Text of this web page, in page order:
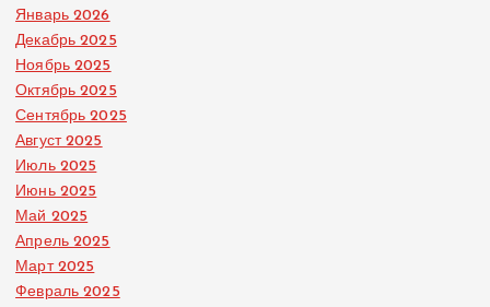
Январь 2026
Декабрь 2025
Ноябрь 2025
Октябрь 2025
Сентябрь 2025
Август 2025
Июль 2025
Июнь 2025
Май 2025
Апрель 2025
Март 2025
Февраль 2025